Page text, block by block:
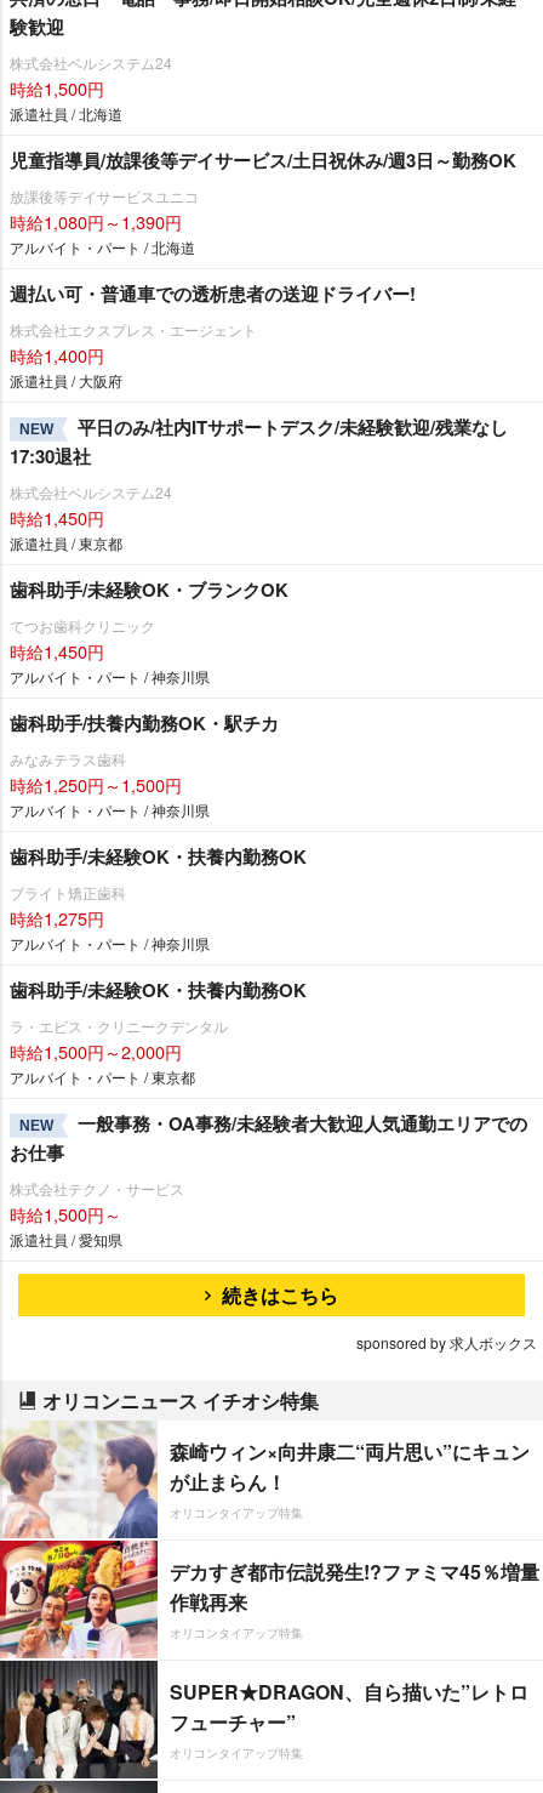
験歓迎
株式会社ベルシステム24
時給1,500円
派遣社員 / 北海道
児童指導員/放課後等デイサービス/土日祝休み/週3日～勤務OK
放課後等デイサービスユニコ
時給1,080円～1,390円
アルバイト・パート / 北海道
週払い可・普通車での透析患者の送迎ドライバー!
株式会社エクスプレス・エージェント
時給1,400円
派遣社員 / 大阪府
NEW
平日のみ/社内ITサポートデスク/未経験歓迎/残業なし
17:30退社
株式会社ベルシステム24
時給1,450円
派遣社員 / 東京都
歯科助手/未経験OK・ブランクOK
てつお歯科クリニック
時給1,450円
アルバイト・パート / 神奈川県
歯科助手/扶養内勤務OK・駅チカ
みなみテラス歯科
時給1,250円～1,500円
アルバイト・パート / 神奈川県
歯科助手/未経験OK・扶養内勤務OK
ブライト矯正歯科
時給1,275円
アルバイト・パート / 神奈川県
歯科助手/未経験OK・扶養内勤務OK
ラ・エビス・クリニークデンタル
時給1,500円～2,000円
アルバイト・パート / 東京都
NEW
一般事務・OA事務/未経験者大歓迎人気通勤エリアでの
お仕事
株式会社テクノ・サービス
時給1,500円～
派遣社員 / 愛知県
続きはこちら
sponsored by 求人ボックス
オリコンニュース イチオシ特集
森崎ウィン×向井康二“両片思い”にキュン
が止まらん！
オリコンタイアップ特集
デカすぎ都市伝説発生!?ファミマ45％増量
作戦再来
オリコンタイアップ特集
SUPER★DRAGON、自ら描いた”レトロ
フューチャー”
オリコンタイアップ特集